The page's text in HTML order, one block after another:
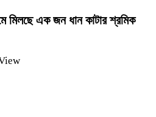
মিলছে এক জন ধান কাটার শ্রমিক